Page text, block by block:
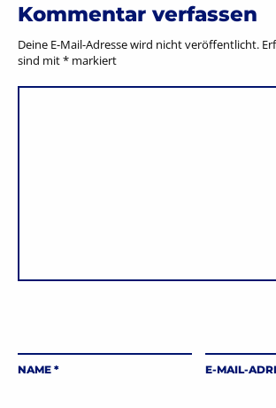
Kommentar verfassen
Deine E-Mail-Adresse wird nicht veröffentlicht.
sind mit* markiert
NAME * E-MAIL-